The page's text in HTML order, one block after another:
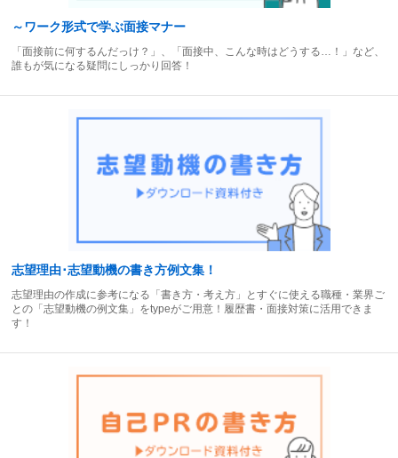
～ワーク形式で学ぶ面接マナー
「面接前に何するんだっけ？」、「面接中、こんな時はどうする…！」など、
誰もが気になる疑問にしっかり回答！
志望理由･志望動機の書き方例文集！
志望理由の作成に参考になる「書き方・考え方」とすぐに使える職種・業界ご
との「志望動機の例文集」をtypeがご用意！履歴書・面接対策に活用できま
す！